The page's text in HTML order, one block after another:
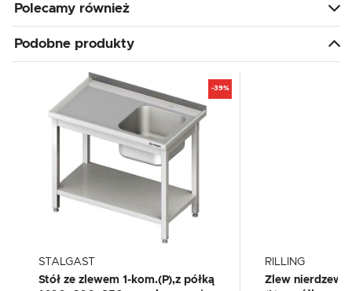
Polecamy również
Podobne produkty
-39%
STALGAST
Stół ze zlewem 1-kom.(P),z półką
RILLING
Zlew